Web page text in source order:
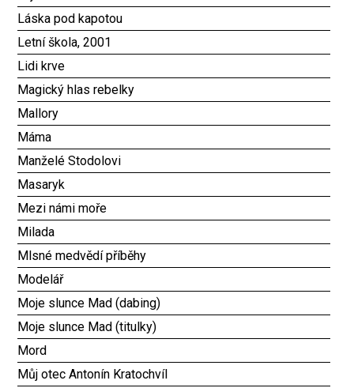
Láska pod kapotou
Letní škola, 2001
Lidi krve
Magický hlas rebelky
Mallory
Máma
Manželé Stodolovi
Masaryk
Mezi námi moře
Milada
Mlsné medvědí příběhy
Modelář
Moje slunce Mad (dabing)
Moje slunce Mad (titulky)
Mord
Můj otec Antonín Kratochvíl